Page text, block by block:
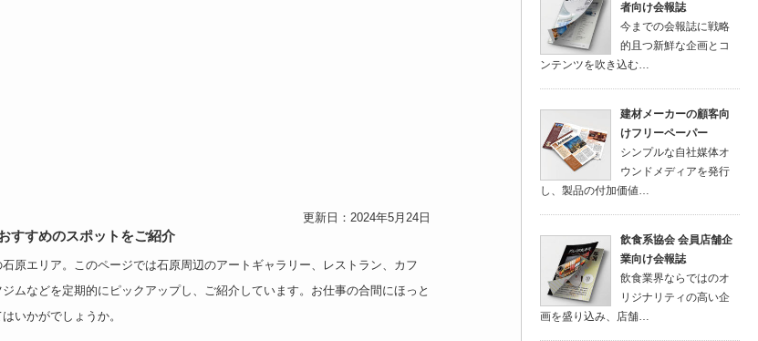
更新日：2024年5月24日
すすめのスポットをご紹介
原エリア。このページでは石原周辺のアートギャラリー、 レストラン、 カフ
ジムなどを定期的にピックアップし、ご紹介しています。お仕事の合間にほっと
いかがでしょうか。
者向け会報誌
今までの会報誌に戦略
的且つ新鮮な企画とコ
ンテンツを吹き込む…
建材メーカーの顧客向
けフリーペーパー
シンプルな自社媒体オ
ウンドメディアを発行
し、製品の付加価値…
飲食系協会 会員店舗企
業向け会報誌
飲食業界ならではのオ
リジナリティの高い企
画を盛り込み、店舗…